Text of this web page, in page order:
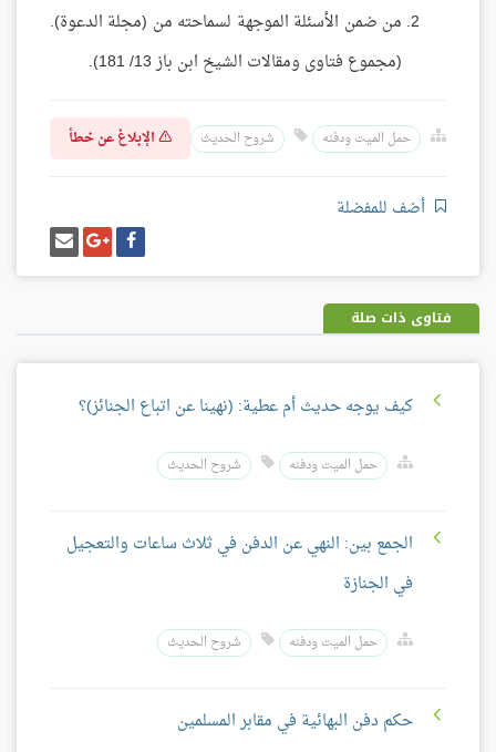
من ضمن الأسئلة الموجهة لسماحته من (مجلة الدعوة).
(مجموع فتاوى ومقالات الشيخ ابن باز 13/ 181).
حمل الميت ودفنه شروح الحديث الإبلاغ عن خطأ
أضف للمفضلة
شارك
على
فيسبوك
شارك
على
غوغل
بلس
إرسل
إيميل
فتاوى ذات صلة
كيف يوجه حديث أم عطية: (نهينا عن اتباع الجنائز)؟
حمل الميت ودفنه شروح الحديث
الجمع بين: النهي عن الدفن في ثلاث ساعات والتعجيل
في الجنازة
حمل الميت ودفنه شروح الحديث
حكم دفن البهائية في مقابر المسلمين